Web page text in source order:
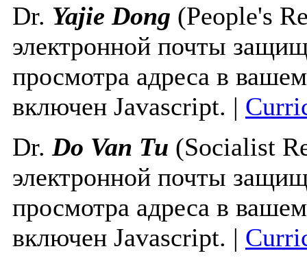
Dr. Yajie Dong (People's
электронной почты
просмотра адреса в
включен Javascript. |
Dr. Do Van Tu (Socialist
электронной почты
просмотра адреса в
включен Javascript. |